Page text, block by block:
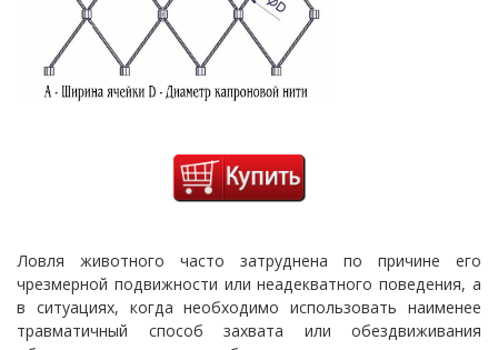
Ловля животного часто затруднена по причине его
чрезмерной подвижности или неадекватного поведения, а
в ситуациях, когда необходимо использовать наименее
травматичный способ захвата или обездвиживания